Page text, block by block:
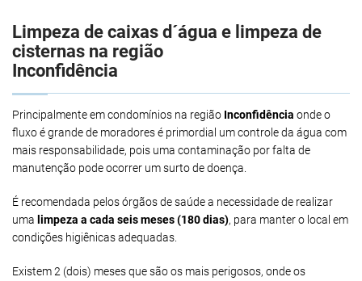
Limpeza de caixas d´água e limpeza de
cisternas na região
Inconfidência
Principalmente em condomínios na região Inconfidência onde o
fluxo é grande de moradores é primordial um controle da água com
mais responsabilidade, pois uma contaminação por falta de
manutenção pode ocorrer um surto de doença.
É recomendada pelos órgãos de saúde a necessidade de realizar
uma limpeza a cada seis meses (180 dias), para manter o local em
condições higiênicas adequadas.
Existem 2 (dois) meses que são os mais perigosos, onde os